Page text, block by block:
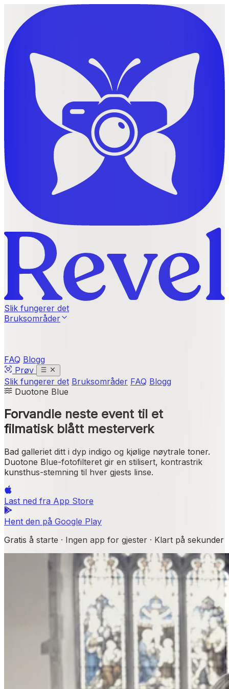
Slik fungerer det
Bruksområder
FAQ Blogg
Prøv
Slik fungerer det Bruksområder FAQ Blogg
Duotone Blue
Forvandle neste event til et
filmatisk blått mesterverk
Bad galleriet ditt i dyp indigo og kjølige nøytrale toner.
Duotone Blue-fotofilteret gir en stilisert, kontrastrik
kunsthus-stemning til hver gjests linse.
Last ned fra App Store
Hent den på Google Play
Gratis å starte · Ingen app for gjester · Klart på sekunder